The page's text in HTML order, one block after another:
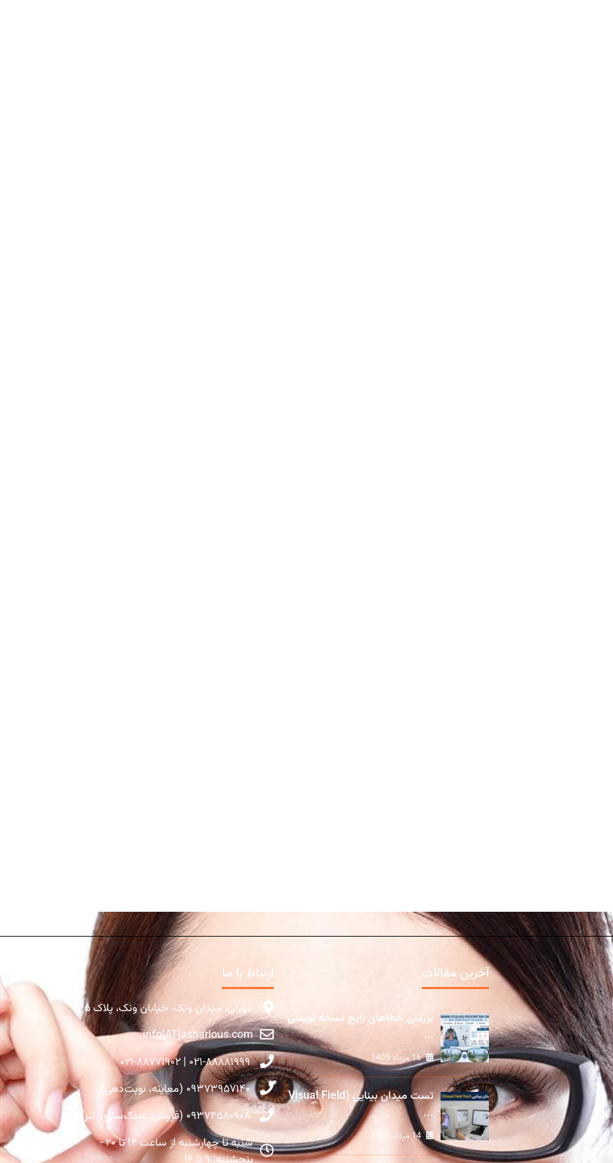
آخرین مقالات
بررسی خطاهای رایج نسخه نویسی
...
16 مرداد 1405
تست میدان بینایی (Visual Field
...
14 مرداد 1405
ارتباط با ما
تهران، میدان ونک، خیابان ونک، پلاک ۵
info[AT]asharlous.com
۰۲۱-۸۸۸۸۱۹۹۹ | ۰۲۱-۸۸۷۷۱۹۰۲
۰۹۳۷۳۹۵۷۱۴۰ (معاینه، نوبت‌دهی)
۰۹۳۷۴۵۸۰۹۰۸ (فروش، عینک‌سازی، لنز)
شنبه تا چهارشنبه از ساعت ۱۲ تا ۲۰ -
پنجشنبه: ۹ تا ۱۶